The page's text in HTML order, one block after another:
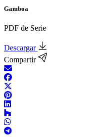
Gamboa
PDF de Serie
Descargar
Compartir